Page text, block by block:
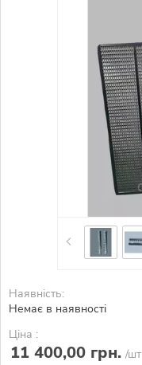
Наявність:
Немає в наявності
Ціна :
11 400,00 грн. /шт